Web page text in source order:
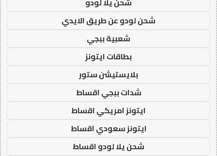
شحن لودو عن طريق الايدي
شعبية ببجي
بطاقات ايتونز
بلايستيشن ستور
شدات ببجي اقساط
ايتونز امريكي اقساط
ايتونز سعودي اقساط
شحن يلا لودو اقساط